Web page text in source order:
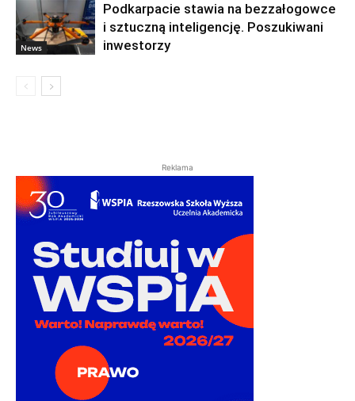
News
Podkarpacie stawia na bezzałogowce
i sztuczną inteligencję. Poszukiwani
inwestorzy
Reklama